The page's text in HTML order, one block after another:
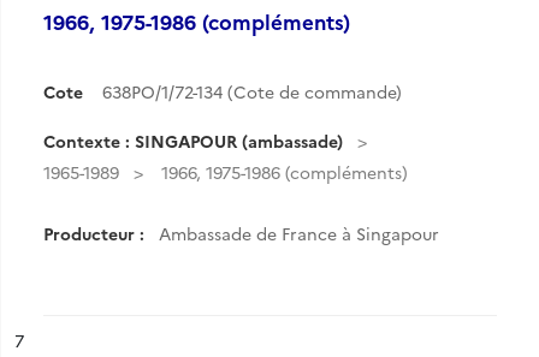
1966, 1975-1986 (compléments)
Cote 638PO/1/72-134 (Cote de commande)
Contexte : SINGAPOUR (ambassade)
1965-1989
1966, 1975-1986 (compléments)
Producteur : Ambassade de France à Singapour
n°
7